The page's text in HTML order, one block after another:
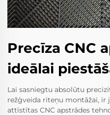
Precīza CNC
ideālai
Lai sasniegtu absolūtu
režģveida riteņu montāžai,
attīstītas CNC apstrādes